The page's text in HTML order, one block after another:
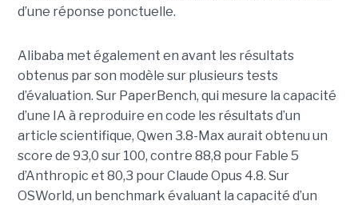
d’une réponse ponctuelle.
Alibaba met également en avant les résultats
obtenus par son modèle sur plusieurs tests
d’évaluation. Sur PaperBench, qui mesure la capacité
d’une IA à reproduire en code les résultats d’un
article scientifique, Qwen 3.8-Max aurait obtenu un
score de 93,0 sur 100, contre 88,8 pour Fable 5
d’Anthropic et 80,3 pour Claude Opus 4.8. Sur
OSWorld, un benchmark évaluant la capacité d’un